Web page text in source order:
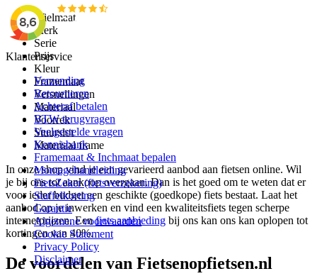
Wielmaat
Merk
Serie
Prijs
Kleur
Framemaat
Versnellingen
Materiaal
Voorrek
Stuurslot
Materiaal frame
In onze shop vind je een gevarieerd aanbod aan fietsen online. Wil
je bij ons tot aankoop overgaan. Dan is het goed om te weten dat er
voor ieder budget een geschikte (goedkope) fiets bestaat. Laat het
aanbod op je inwerken en vind een kwaliteitsfiets tegen scherpe
internetprijzen. Eenfiets aanbieding bij ons kan ons kan oplopen tot
kortingen van 40%.
De voordelen van Fietsenopfietsen.nl
Klantenservice
Verzending
Retourneren
Achteraf betalen
BTW terugvragen
Veelgestelde vragen
Kennisbank
Framemaat & Inchmaat bepalen
Montagehandleiding
FietsZeker (fietsverzekering)
Staffelkorting
Garantie
Algemene voorwaarden
Cookie Statement
Privacy Policy
Disclaimer